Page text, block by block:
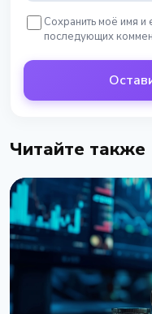
Сохранить моё имя
последующих
Читайте также